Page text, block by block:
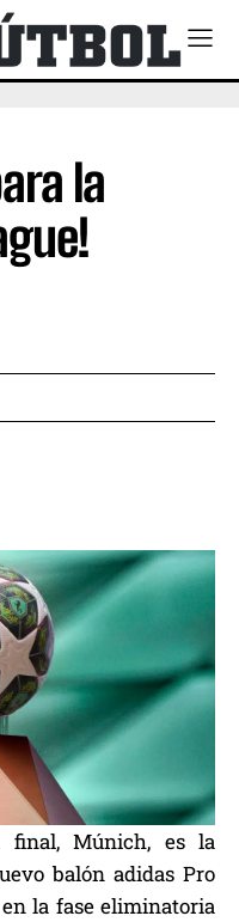
la
final, Múnich, es la
balón adidas Pro
la fase eliminatoria